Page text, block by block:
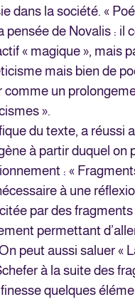
dans la société. «
de Novalis : il
« magique », mais
mais bien de
comme un
».
du texte, a réussi
à partir duquel on
: «
à une
par des
permettant
peut aussi saluer «
à la suite des
quelques